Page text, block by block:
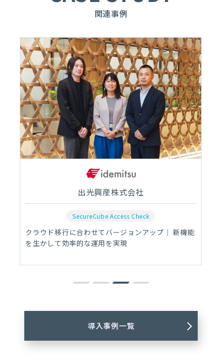
関連事例
出光興産株式会社
SecureCube Access Check
クラウド移行に合わせてバージョンアップ｜ 新機能
を生かして効率的な運用を実現
導入事例一覧